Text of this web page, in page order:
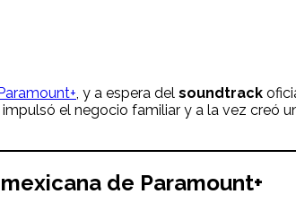
, y a espera del soundtrack
el negocio familiar y a la vez creó
de Paramount+